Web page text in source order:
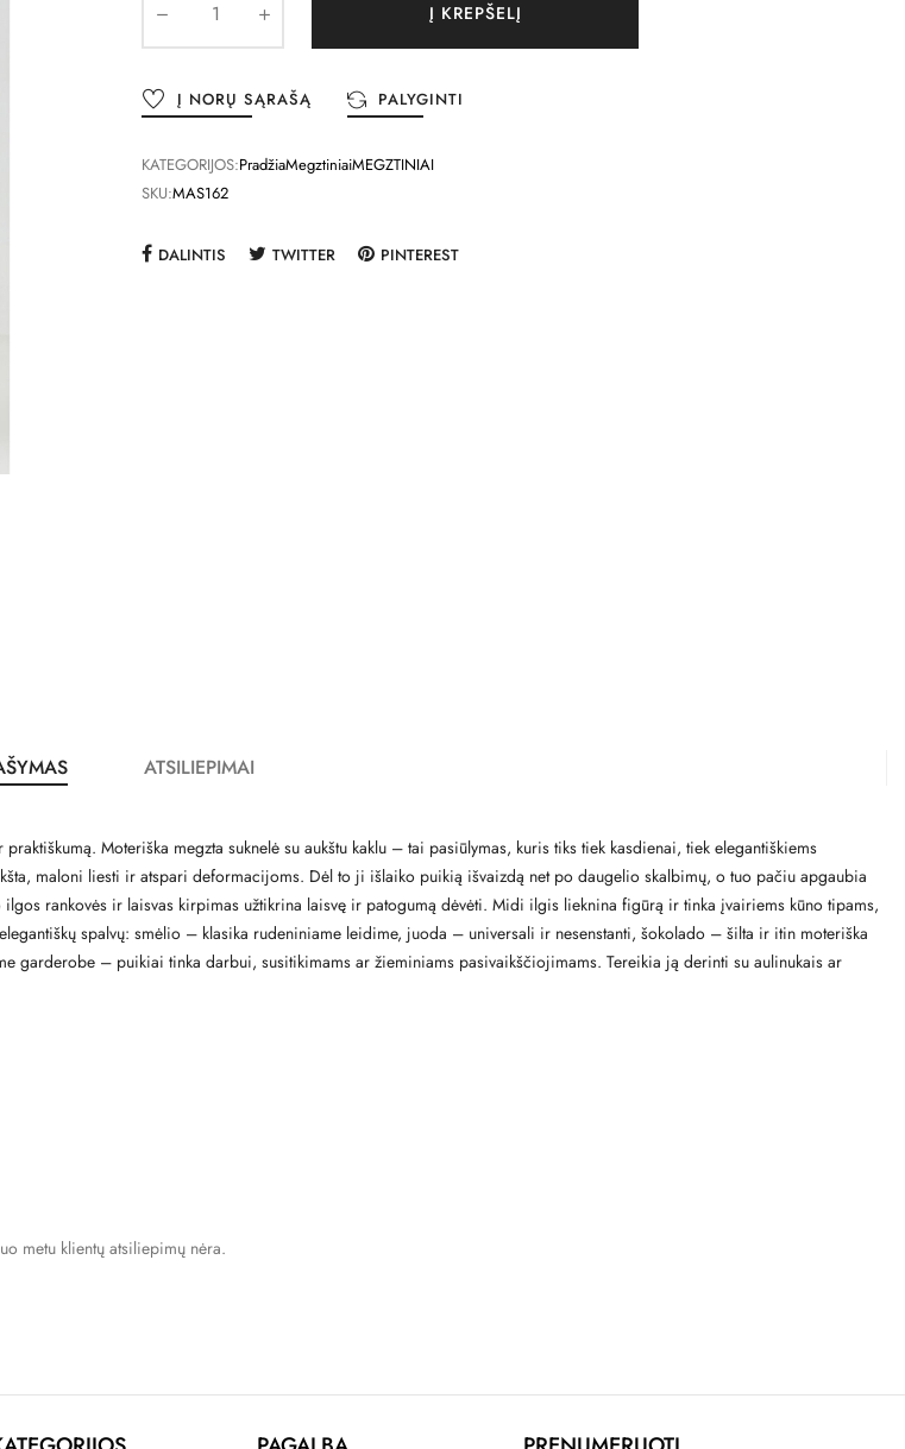
Į KREPŠELĮ
Į NORŲ SĄRAŠĄ PALYGINTI
KATEGORIJOS:PradžiaMegztiniaiMEGZTINIAI
SKU:MAS162
DALINTIS TWITTER PINTEREST
ATSILIEPIMAI
Moteriška megzta suknelė su aukštu kaklu – tai pasiūlymas, kuris tiks tiek kasdienai, tiek elegantiškiems
maloni liesti ir atspari deformacijoms. Dėl to ji išlaiko puikią išvaizdą net po daugelio skalbimų, o tuo pačiu apgaubia
rankovės ir laisvas kirpimas užtikrina laisvę ir patogumą dėvėti. Midi ilgis lieknina figūrą ir tinka įvairiems kūno tipams,
spalvų: smėlio – klasika rudeniniame leidime, juoda – universali ir nesenstanti, šokolado – šilta ir itin moteriška
garderobe – puikiai tinka darbui, susitikimams ar žieminiams pasivaikščiojimams. Tereikia ją derinti su aulinukais ar
metu klientų atsiliepimų nėra.